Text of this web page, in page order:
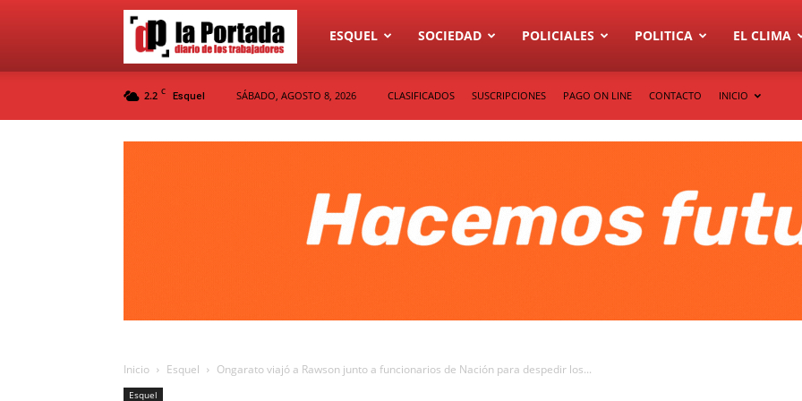
Diario
ESQUEL SOCIEDAD POLICIALES POLITICA EL CLIMA
2.2 C Esquel SÁBADO, AGOSTO 8, 2026 CLASIFICADOS SUSCRIPCIONES PAGO ON LINE CONTACTO INICIO
Inicio Esquel Ongarato viajó a Rawson junto a funcionarios de Nación para despedir los...
Esquel